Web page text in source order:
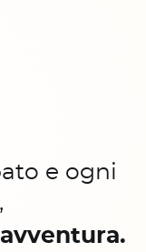
e ogni